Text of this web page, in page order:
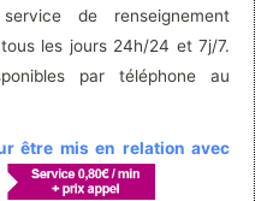
de renseignement
les jours 24h/24 et 7j/7.
par téléphone au
être mis en relation avec